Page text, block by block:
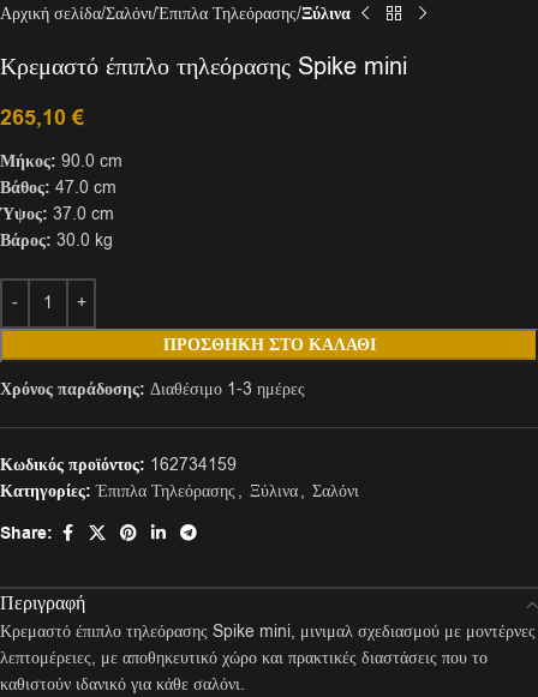
Αρχική σελίδα Σαλόνι Έπιπλα Τηλεόρασης Ξύλινα
Κρεμαστό έπιπλο τηλεόρασης Spike mini
265,10€
Μήκος: 90.0 cm
Βάθος: 47.0 cm
Ύψος: 37.0 cm
Βάρος: 30.0 kg
ΠΡΟΣΘΉΚΗ ΣΤΟ ΚΑΛΆΘΙ
Χρόνος παράδοσης: Διαθέσιμο 1-3 ημέρες
Κωδικός προϊόντος: 162734159
Κατηγορίες: Έπιπλα Τηλεόρασης , Ξύλινα, Σαλόνι
Share:
Περιγραφή
Κρεμαστό έπιπλο τηλεόρασης Spike mini, μινιμαλ σχεδιασμού με μοντέρνες
λεπτομέρειες, με αποθηκευτικό χώρο και πρακτικές διαστάσεις που το
καθιστούν ιδανικό για κάθε σαλόνι.